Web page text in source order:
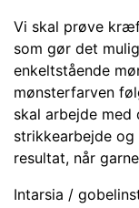
Vi skal prøve
som gør det
enkeltstående
mønsterfarven
skal arbejde
strikkearbejde
resultat, når
Intarsia /